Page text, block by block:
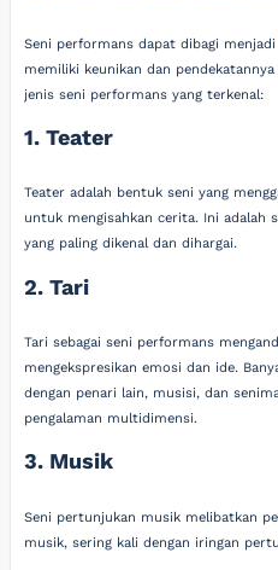
Seni performans dapat dibagi
memiliki keunikan dan
jenis seni performans yang terkenal:
1. Teater
Teater adalah bentuk seni yang
untuk mengisahkan cerita. Ini adalah
yang paling dikenal dan dihargai.
2. Tari
Tari sebagai seni performans
mengekspresikan emosi dan ide.
dengan penari lain, musisi, dan
pengalaman multidimensi.
3. Musik
Seni pertunjukan musik melibatkan
musik, sering kali dengan iringan